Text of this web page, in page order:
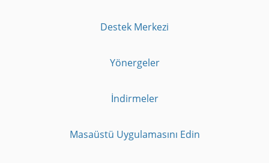
Destek Merkezi
Yönergeler
İndirmeler
Masaüstü Uygulamasını Edin